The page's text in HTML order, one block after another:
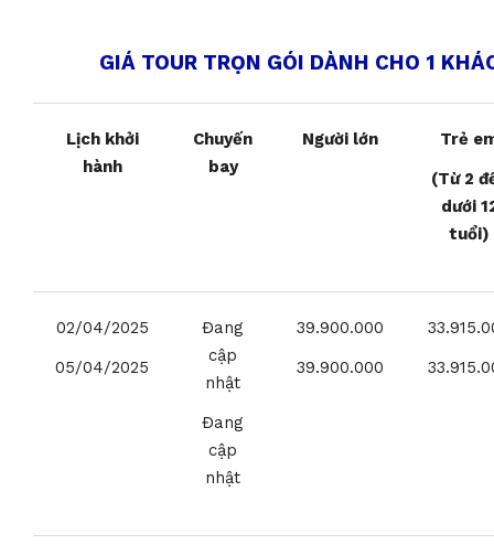
GIÁ TOUR TRỌN GÓI DÀNH CHO 1
Lịch khởi
hành
Chuyến
bay
Người lớn
Trẻ
(Từ 2
dưới
tuổi)
02/04/2025
05/04/2025
Đang
cập
nhật
Đang
cập
nhật
39.900.000
39.900.000